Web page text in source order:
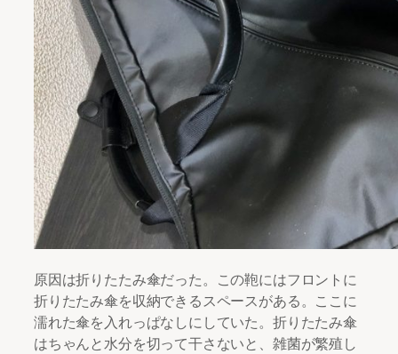
原因は折りたたみ傘だった。この鞄にはフロントに
折りたたみ傘を収納できるスペースがある。ここに
濡れた傘を入れっぱなしにしていた。折りたたみ傘
はちゃんと水分を切って干さないと、雑菌が繁殖し